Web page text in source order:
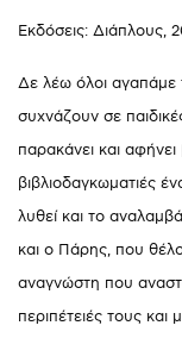
Εκδόσεις: Διάπλους,
Δε λέω όλοι αγαπάμε
συχνάζουν σε
παρακάνει και αφήνει
βιβλιοδαγκωματιές
λυθεί και το
και ο Πάρης, που
αναγνώστη που
περιπέτειές τους